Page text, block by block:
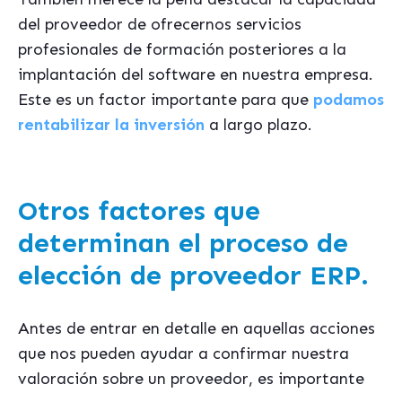
del proveedor de ofrecernos servicios
profesionales de formación posteriores a la
implantación del software en nuestra empresa.
Este es un factor importante para que podamos
rentabilizar la inversión a largo plazo.
Otros factores que
determinan el proceso de
elección de proveedor ERP.
Antes de entrar en detalle en aquellas acciones
que nos pueden ayudar a confirmar nuestra
valoración sobre un proveedor, es importante